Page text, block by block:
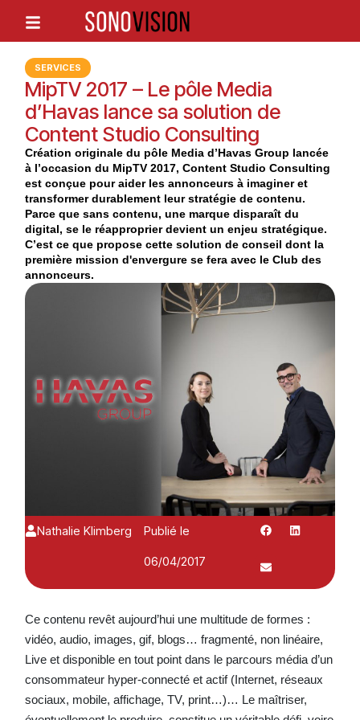
SERVICES
MipTV 2017 – Le pôle Media
d’Havas lance sa solution de
Content Studio Consulting
Création originale du pôle Media d’Havas Group lancée
à l’occasion du MipTV 2017, Content Studio Consulting
est conçue pour aider les annonceurs à imaginer et
transformer durablement leur stratégie de contenu.
Parce que sans contenu, une marque disparaît du
digital, se le réapproprier devient un enjeu stratégique.
C’est ce que propose cette solution de conseil dont la
première mission d'envergure se fera avec le Club des
annonceurs.
Nathalie Klimberg
Publié le
06/04/2017
Ce contenu revêt aujourd’hui une multitude de formes :
vidéo, audio, images, gif, blogs… fragmenté, non linéaire,
Live et disponible en tout point dans le parcours média d’un
consommateur hyper-connecté et actif (Internet, réseaux
sociaux, mobile, affichage, TV, print…)… Le maîtriser,